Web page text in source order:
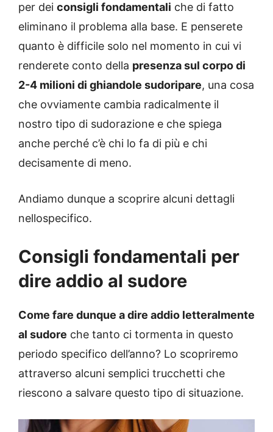
per dei consigli fondamentali che di fatto
eliminano il problema alla base. E penserete
quanto è difficile solo nel momento in cui vi
renderete conto della presenza sul corpo di
2-4 milioni di ghiandole sudoripare, una cosa
che ovviamente cambia radicalmente il
nostro tipo di sudorazione e che spiega
anche perché c’è chi lo fa di più e chi
decisamente di meno.
Andiamo dunque a scoprire alcuni dettagli
nellospecifico.
Consigli fondamentali per
dire addio al sudore
Come fare dunque a dire addio letteralmente
al sudore che tanto ci tormenta in questo
periodo specifico dell’anno? Lo scopriremo
attraverso alcuni semplici trucchetti che
riescono a salvare questo tipo di situazione.